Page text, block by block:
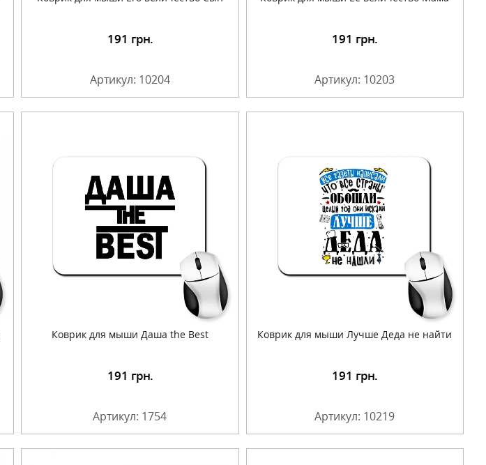
191 грн.
Артикул: 10204
Подробнее 191 грн.
Артикул: 10203
Коврик для мыши Даша the Best
191 грн.
Артикул: 1754
Коврик для мыши Лучше Деда не найти
Подробнее 191 грн.
Артикул: 10219